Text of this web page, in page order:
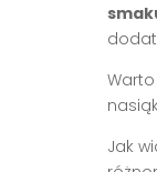
Jak